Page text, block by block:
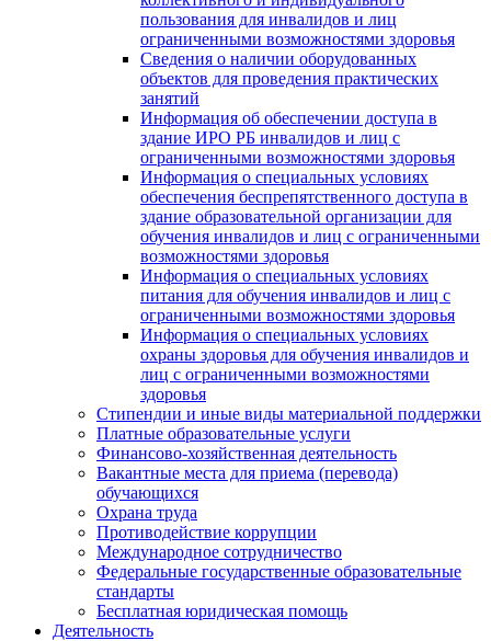
пользования для инвалидов и лиц
ограниченными возможностями здоровья
Сведения о наличии оборудованных
объектов для проведения практических
занятий
Информация об обеспечении доступа в
здание ИРО РБ инвалидов и лиц с
ограниченными возможностями здоровья
Информация о специальных условиях
обеспечения беспрепятственного доступа в
здание образовательной организации для
обучения инвалидов и лиц с ограниченными
возможностями здоровья
Информация о специальных условиях
питания для обучения инвалидов и лиц с
ограниченными возможностями здоровья
Информация о специальных условиях
охраны здоровья для обучения инвалидов и
лиц с ограниченными возможностями
здоровья
Стипендии и иные виды материальной поддержки
Платные образовательные услуги
Финансово-хозяйственная деятельность
Вакантные места для приема (перевода)
обучающихся
Охрана труда
Противодействие коррупции
Международное сотрудничество
Федеральные государственные образовательные
стандарты
Бесплатная юридическая помощь
Деятельность